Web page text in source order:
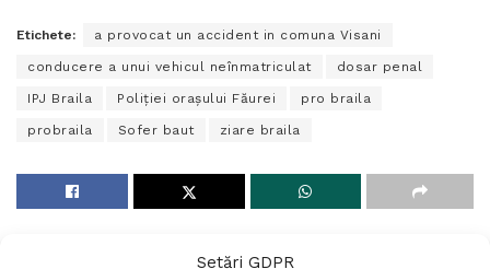
Setări GDPR
Etichete: a provocat un accident in comuna Visani
conducere a unui vehicul neînmatriculat dosar penal
IPJ Braila Poliţiei oraşului Făurei pro braila
probraila Sofer baut ziare braila